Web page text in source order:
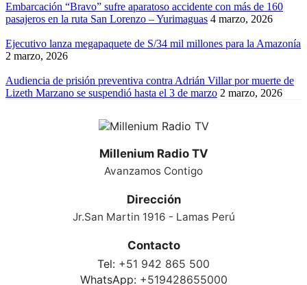
Embarcación “Bravo” sufre aparatoso accidente con más de 160
pasajeros en la ruta San Lorenzo – Yurimaguas 4 marzo, 2026
Ejecutivo lanza megapaquete de S/34 mil millones para la Amazonía
2 marzo, 2026
Audiencia de prisión preventiva contra Adrián Villar por muerte de
Lizeth Marzano se suspendió hasta el 3 de marzo 2 marzo, 2026
Millenium Radio TV
Avanzamos Contigo
Dirección
Jr.San Martin 1916 - Lamas Perú
Contacto
Tel: +51 942 865 500
WhatsApp: +519428655000